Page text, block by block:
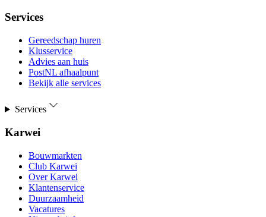
Services
Gereedschap huren
Klusservice
Advies aan huis
PostNL afhaalpunt
Bekijk alle services
Services
Karwei
Bouwmarkten
Club Karwei
Over Karwei
Klantenservice
Duurzaamheid
Vacatures